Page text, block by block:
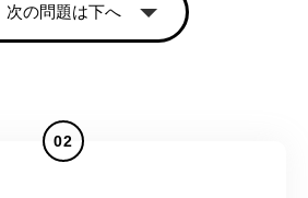
次の問題は下へ
02